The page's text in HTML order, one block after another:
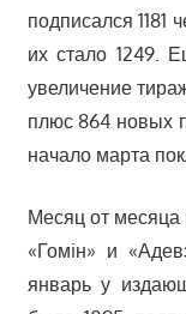
подписался
их стало 1249.
увеличение
плюс 864 новых
начало марта
Месяц от месяца
«Гомiн» и
январь у